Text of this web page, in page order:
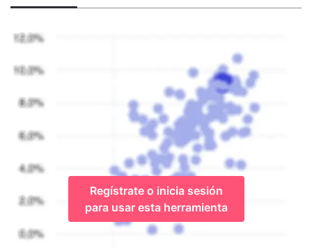
Regístrate o inicia sesión
para usar esta herramienta